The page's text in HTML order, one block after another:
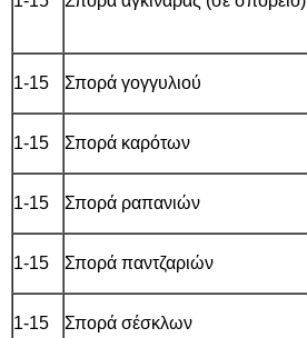
1-15 Σπορά γογγυλιού
1-15 Σπορά καρότων
1-15 Σπορά ραπανιών
1-15 Σπορά παντζαριών
1-15 Σπορά σέσκλων